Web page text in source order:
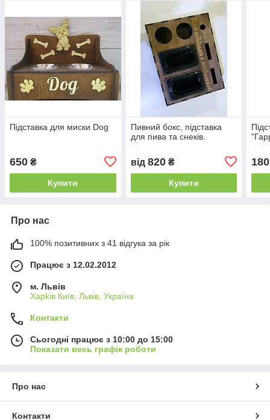
Підставка для миски Dog
650 ₴
Купити
Пивний бокс, підставка
для пива та снеків.
від 820₴
Купити
180
Про нас
100% позитивних з 41 відгука за рік
Працює з 12.02.2012
м. Львів
Харkiв Київ, Львів, Україна
Контакти
Сьогодні працює з 10:00 до 15:00
Показати весь графік роботи
Про нас
Контакти